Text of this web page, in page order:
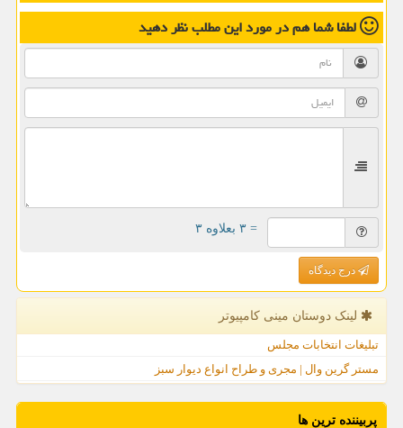
لطفا شما همدر مورد این مطلبنظر دهید
= ۳ بعلاوه ۳
درج دیدگاه
لینک دوستان مینی كامپیوتر
تبلیغات انتخابات مجلس
مستر گرین وال | مجری و طراح انواع دیوار سبز
پربیننده ترین ها